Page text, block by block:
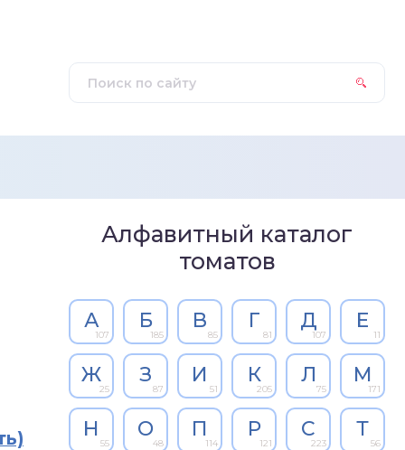
Алфавитный каталог
томатов
А
107
Б
185
В
85
Г
81
Д
107
Е
11
Ж
25
З
87
И
51
К
205
Л
75
М
171
Н
55
О
48
П
114
Р
121
С
223
Т
56